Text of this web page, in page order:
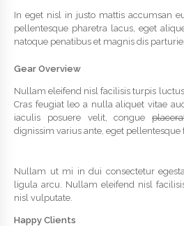
In eget nisl in justo mattis accumsan
pellentesque pharetra lacus, eget
natoque penatibus et magnis dis
Gear Overview
Nullam eleifend nisl facilisis turpis
Cras feugiat leo a nulla aliquet vitae
iaculis posuere velit, congue
dignissim varius ante, eget pellentesque
Nullam ut mi in dui consectetur
ligula arcu. Nullam eleifend nisl
nisl vulputate.
Happy Clients